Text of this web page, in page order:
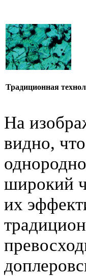
Традиционная
На
видно,
широкий
их